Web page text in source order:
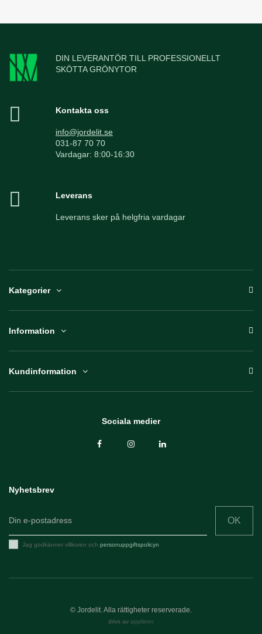
DIN LEVERANTÖR TILL PROFESSIONELLT
SKÖTTA GRÖNYTOR
Kontakta oss
info@jordelit.se
031-87 70 70
Vardagar: 8:00-16:30
Leverans
Leverans sker på helgfria vardagar
Kategorier
Information
Kundinformation
Sociala medier
Nyhetsbrev
OK
Jag godkänner villkoren och personuppgiftspolicyn
© Jordelit. Alla rättigheter reserverade.
drivs av applitron